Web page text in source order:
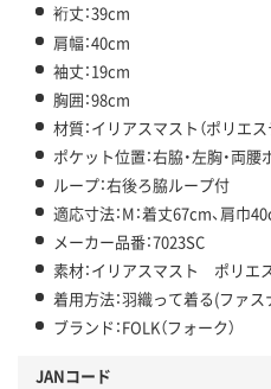
裄丈：39cm
肩幅：40cm
袖丈：19cm
胸囲：98cm
材質：イリアスマスト（ポリエス
ポケット位置：右脇・左胸・両
ループ：右後ろ脇ループ付
適応寸法：M：着丈67cm、肩巾
メーカー品番：7023SC
素材：イリアスマスト ポリエ
着用方法：羽織って着る(ファ
ブランド：FOLK（フォーク）
JANコード